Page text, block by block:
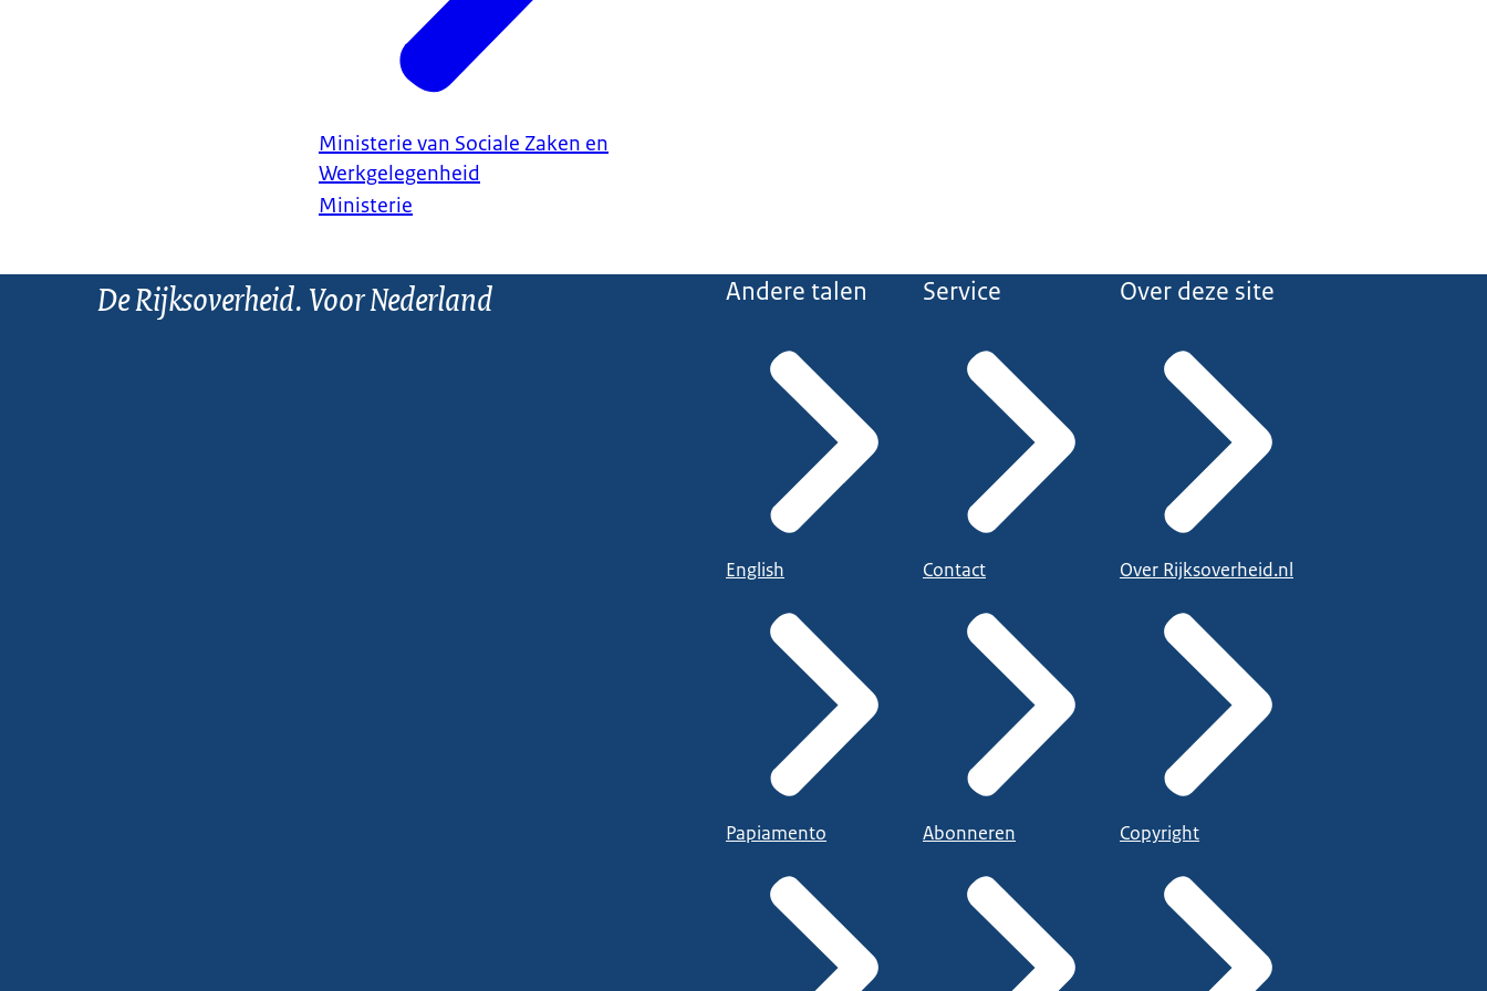
Ministerie van Sociale Zaken en
Werkgelegenheid
Ministerie
De Rijksoverheid. Voor Nederland Andere talen
English
Papiamento
Service
Contact
Abonneren
Over deze site
Over Rijksoverheid.nl
Copyright